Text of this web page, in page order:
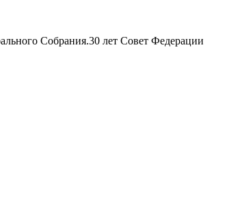
Собрания.30 лет Совет Федерации